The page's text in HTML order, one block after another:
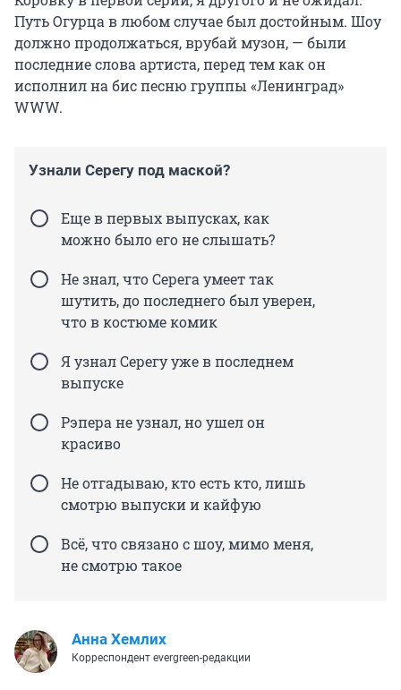
Путь Огурца в любом случае был достойным. Шоу
должно продолжаться, врубай музон, — были
последние слова артиста, перед тем как он
исполнил на бис песню группы «Ленинград»
WWW.
Узнали Серегу под маской?
Еще в первых выпусках, как
можно было его не слышать?
Не знал, что Серега умеет так
шутить, до последнего был уверен,
что в костюме комик
Я узнал Серегу уже в последнем
выпуске
Рэпера не узнал, но ушел он
красиво
Не отгадываю, кто есть кто, лишь
смотрю выпуски и кайфую
Всё, что связано с шоу, мимо меня,
не смотрю такое
Анна Хемлих
Корреспондент evergreen-редакции